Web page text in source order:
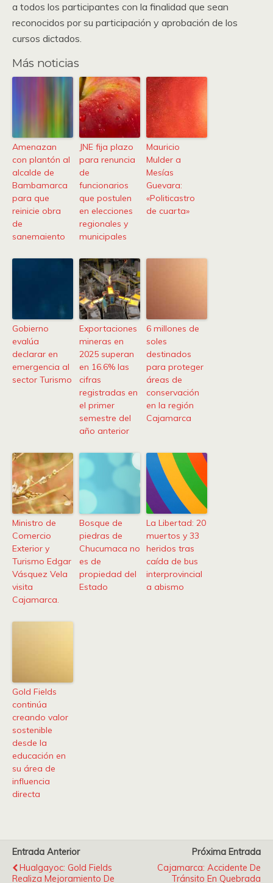
a todos los participantes con la finalidad que sean
reconocidos por su participación y aprobación de los
cursos dictados.
Más noticias
Amenazan
con plantón al
alcalde de
Bambamarca
para que
reinicie obra
de
sanemaiento
JNE fija plazo
para renuncia
de
funcionarios
que postulen
en elecciones
regionales y
municipales
Mauricio
Mulder a
Mesías
Guevara:
«Politicastro
de cuarta»
Gobierno
evalúa
declarar en
emergencia al
sector Turismo
Exportaciones
mineras en
2025 superan
en 16.6% las
cifras
registradas en
el primer
semestre del
año anterior
6 millones de
soles
destinados
para proteger
áreas de
conservación
en la región
Cajamarca
Ministro de
Comercio
Exterior y
Turismo Edgar
Vásquez Vela
visita
Cajamarca.
Bosque de
piedras de
Chucumaca no
es de
propiedad del
Estado
La Libertad: 20
muertos y 33
heridos tras
caída de bus
interprovincial
a abismo
Gold Fields
continúa
creando valor
sostenible
desde la
educación en
su área de
influencia
directa
Entrada Anterior
Hualgayoc: Gold Fields
Realiza Mejoramiento De
Próxima Entrada
Cajamarca: Accidente De
Tránsito En Quebrada